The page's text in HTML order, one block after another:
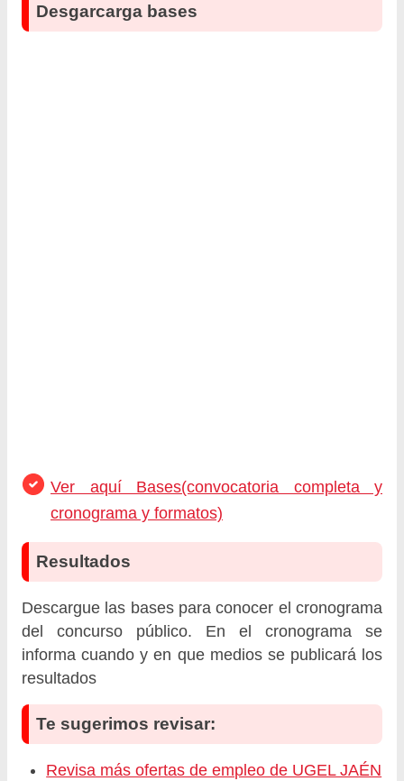
Desgarcarga bases
Ver aquí Bases(convocatoria completa y
cronograma y formatos)
Resultados
Descargue las bases para conocer el cronograma
del concurso público. En el cronograma se
informa cuando y en que medios se publicará los
resultados
Te sugerimos revisar:
Revisa más ofertas de empleo de UGEL JAÉN